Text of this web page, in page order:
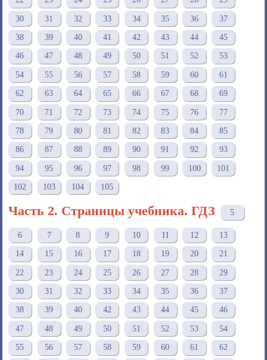
30 31 32 33 34 35 36 37
38 39 40 41 42 43 44 45
46 47 48 49 50 51 52 53
54 55 56 57 58 59 60 61
62 63 64 65 66 67 68 69
70 71 72 73 74 75 76 77
78 79 80 81 82 83 84 85
86 87 88 89 90 91 92 93
94 95 96 97 98 99 100 101
102 103 104 105
Часть 2. Страницы учебника. ГДЗ 5
6 7 8 9 10 11 12 13
14 15 16 17 18 19 20 21
22 23 24 25 26 27 28 29
30 31 32 33 34 35 36 37
38 39 40 42 43 44 45 46
47 48 49 50 51 52 53 54
55 56 57 58 59 60 61 62